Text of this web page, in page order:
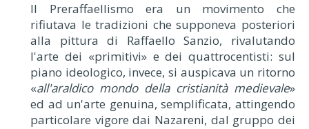
Il Preraffaellismo era un movimento che
rifiutava le tradizioni che supponeva posteriori
alla pittura di Raffaello Sanzio, rivalutando
l'arte dei «primitivi» e dei quattrocentisti: sul
piano ideologico, invece, si auspicava un ritorno
«all'araldico mondo della cristianità medievale»
ed ad un'arte genuina, semplificata, attingendo
particolare vigore dai Nazareni, dal gruppo dei